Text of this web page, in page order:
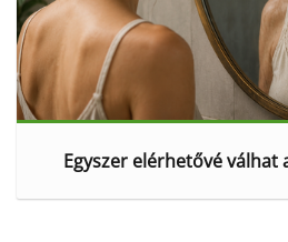
Egyszer elérhetővé válhat